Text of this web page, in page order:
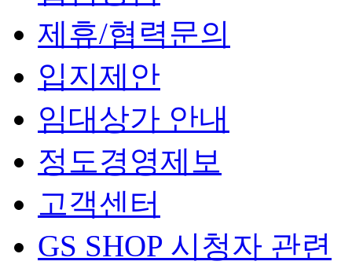
제휴/협력문의
입지제안
임대상가 안내
정도경영제보
고객센터
GS SHOP 시청자 관련